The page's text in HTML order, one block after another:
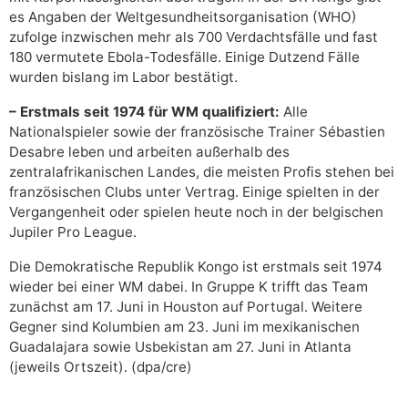
es Angaben der Weltgesundheitsorganisation (WHO)
zufolge inzwischen mehr als 700 Verdachtsfälle und fast
180 vermutete Ebola-Todesfälle. Einige Dutzend Fälle
wurden bislang im Labor bestätigt.
– Erstmals seit 1974 für WM qualifiziert: Alle
Nationalspieler sowie der französische Trainer Sébastien
Desabre leben und arbeiten außerhalb des
zentralafrikanischen Landes, die meisten Profis stehen bei
französischen Clubs unter Vertrag. Einige spielten in der
Vergangenheit oder spielen heute noch in der belgischen
Jupiler Pro League.
Die Demokratische Republik Kongo ist erstmals seit 1974
wieder bei einer WM dabei. In Gruppe K trifft das Team
zunächst am 17. Juni in Houston auf Portugal. Weitere
Gegner sind Kolumbien am 23. Juni im mexikanischen
Guadalajara sowie Usbekistan am 27. Juni in Atlanta
(jeweils Ortszeit). (dpa/cre)